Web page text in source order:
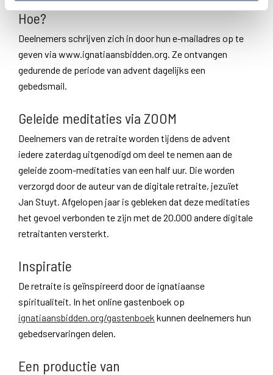
Hoe?
Deelnemers schrijven zich in door hun e-mailadres op te
geven via www.ignatiaansbidden.org. Ze ontvangen
gedurende de periode van advent dagelijks een
gebedsmail.
Geleide meditaties via ZOOM
Deelnemers van de retraite worden tijdens de advent
iedere zaterdag uitgenodigd om deel te nemen aan de
geleide zoom-meditaties van een half uur. Die worden
verzorgd door de auteur van de digitale retraite, jezuïet
Jan Stuyt. Afgelopen jaar is gebleken dat deze meditaties
het gevoel verbonden te zijn met de 20.000 andere digitale
retraitanten versterkt.
Inspiratie
De retraite is geïnspireerd door de ignatiaanse
spiritualiteit. In het online gastenboek op
ignatiaansbidden.org/gastenboek kunnen deelnemers hun
gebedservaringen delen.
Een productie van